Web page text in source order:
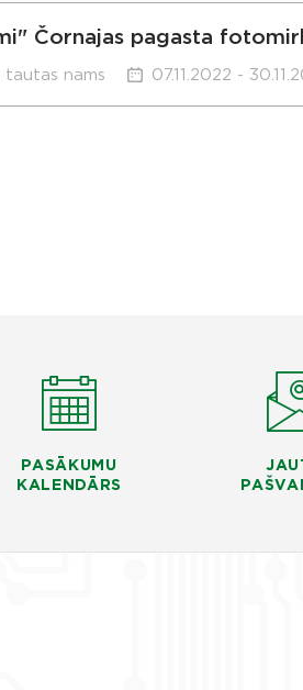
Čornajas pagasta
tautas nams 07.11.2022 -
PASĀKUMU
KALENDĀRS